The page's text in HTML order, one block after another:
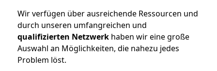
Wir verfügen über ausreichende Ressourcen und
durch unseren umfangreichen und
qualifizierten Netzwerk haben wir eine große
Auswahl an Möglichkeiten, die nahezu jedes
Problem löst.